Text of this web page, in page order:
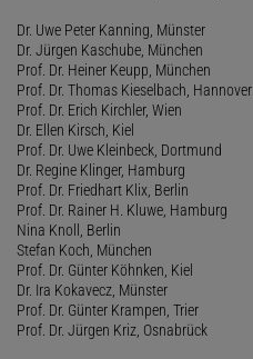
Dr. Uwe Peter Kanning, Münster
Dr. Jürgen Kaschube, München
Prof. Dr. Heiner Keupp, München
Prof. Dr. Thomas Kieselbach, Hannover
Prof. Dr. Erich Kirchler, Wien
Dr. Ellen Kirsch, Kiel
Prof. Dr. Uwe Kleinbeck, Dortmund
Dr. Regine Klinger, Hamburg
Prof. Dr. Friedhart Klix, Berlin
Prof. Dr. Rainer H. Kluwe, Hamburg
Nina Knoll, Berlin
Stefan Koch, München
Prof. Dr. Günter Köhnken, Kiel
Dr. Ira Kokavecz, Münster
Prof. Dr. Günter Krampen, Trier
Prof. Dr. Jürgen Kriz, Osnabrück